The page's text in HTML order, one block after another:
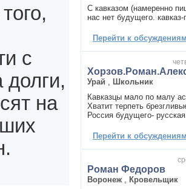
С кавказом (намеренно
нас нет будущего.
Перейти к
Урай
Школьник
Кавказцы мало по малу
Хватит терпеть
Россия будущего-
Перейти к
Роман Федоров
Воронеж
Кровельщик
с
долги,
на